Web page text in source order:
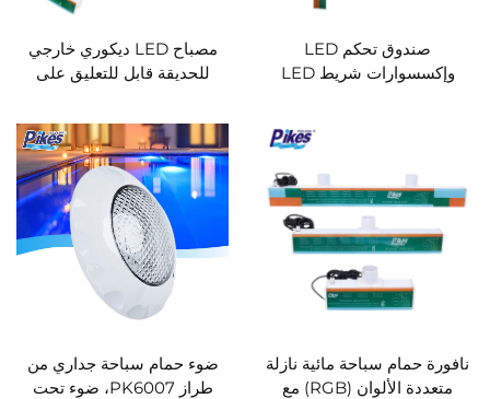
صندوق تحكم LED
وإكسسوارات شريط LED
مصباح LED ديكوري خارجي
للحديقة قابل للتعليق على
مصنوع من الأكريليك، نافورة
لحمامات السباحة وشلال مائي
نافورة حمام سباحة مائية نازلة
متعددة الألوان (RGB) مع
ضوء حمام سباحة جداري من
طراز PK6007، ضوء تحت